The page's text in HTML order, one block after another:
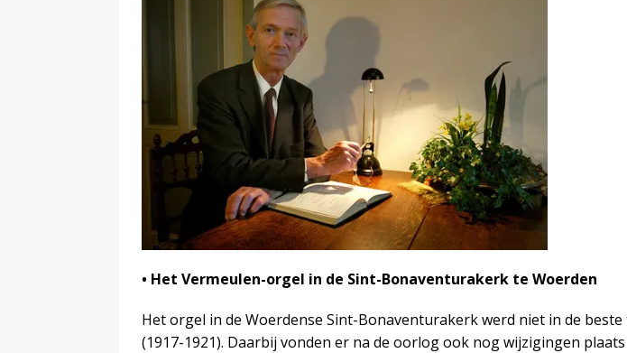
• Het Vermeulen-orgel in de Sint-Bonaventurakerk te Woerden
Het orgel in de Woerdense Sint-Bonaventurakerk werd niet in de
(1917-1921). Daarbij vonden er na de oorlog ook nog wijzigingen